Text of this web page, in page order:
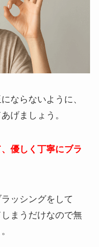
ならないように、
げましょう。
優しく丁寧にブラ
ッシングをして
まうだけなので無